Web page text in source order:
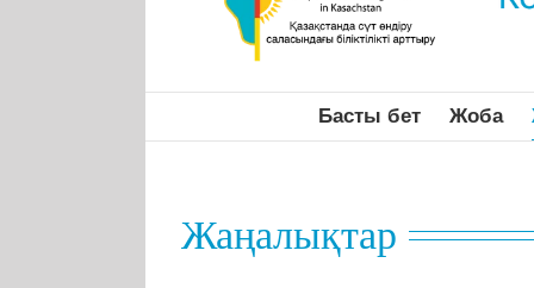
Басты бет Жоба
Жаңалықтар